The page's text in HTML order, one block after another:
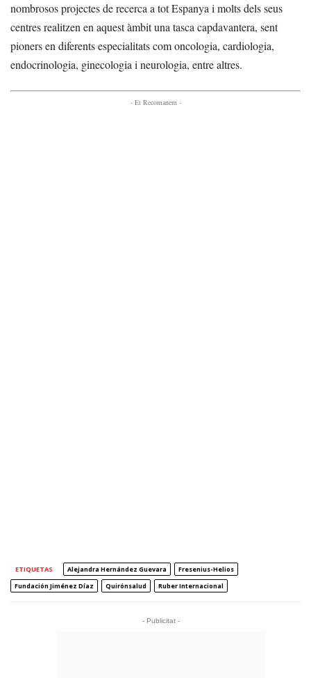
nombrosos projectes de recerca a tot Espanya i molts dels seus
centres realitzen en aquest àmbit una tasca capdavantera, sent
pioners en diferents especialitats com oncologia, cardiologia,
endocrinologia, ginecologia i neurologia, entre altres.
- Et Recomanem -
ETIQUETAS Alejandra Hernández Guevara
Fresenius-Helios
Fundación Jiménez Díaz
Quirónsalud Ruber Internacional
- Publicitat -